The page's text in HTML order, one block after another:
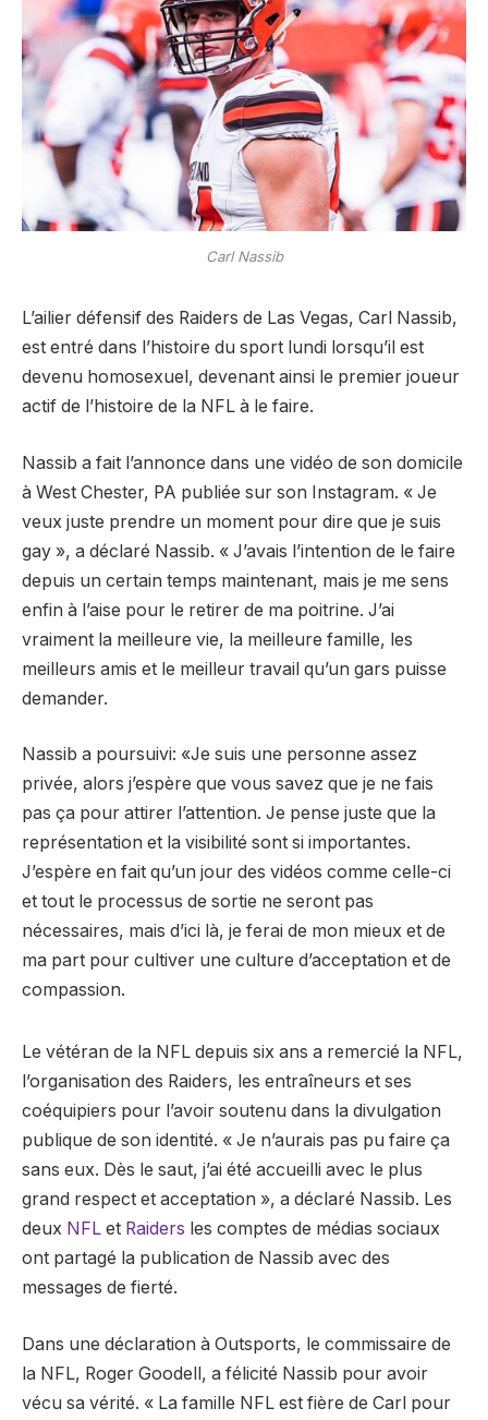
Carl Nassib
L’ailier défensif des Raiders de Las Vegas, Carl Nassib,
est entré dans l’histoire du sport lundi lorsqu’il est
devenu homosexuel, devenant ainsi le premier joueur
actif de l’histoire de la NFL à le faire.
Nassib a fait l’annonce dans une vidéo de son domicile
à West Chester, PA publiée sur son Instagram. « Je
veux juste prendre un moment pour dire que je suis
gay », a déclaré Nassib. « J’avais l’intention de le faire
depuis un certain temps maintenant, mais je me sens
enfin à l’aise pour le retirer de ma poitrine. J’ai
vraiment la meilleure vie, la meilleure famille, les
meilleurs amis et le meilleur travail qu’un gars puisse
demander.
Nassib a poursuivi: «Je suis une personne assez
privée, alors j’espère que vous savez que je ne fais
pas ça pour attirer l’attention. Je pense juste que la
représentation et la visibilité sont si importantes.
J’espère en fait qu’un jour des vidéos comme celle-ci
et tout le processus de sortie ne seront pas
nécessaires, mais d’ici là, je ferai de mon mieux et de
ma part pour cultiver une culture d’acceptation et de
compassion.
Le vétéran de la NFL depuis six ans a remercié la NFL,
l’organisation des Raiders, les entraîneurs et ses
coéquipiers pour l’avoir soutenu dans la divulgation
publique de son identité. « Je n’aurais pas pu faire ça
sans eux. Dès le saut, j’ai été accueilli avec le plus
grand respect et acceptation », a déclaré Nassib. Les
deux NFL et Raiders les comptes de médias sociaux
ont partagé la publication de Nassib avec des
messages de fierté.
Dans une déclaration à Outsports, le commissaire de
la NFL, Roger Goodell, a félicité Nassib pour avoir
vécu sa vérité. « La famille NFL est fière de Carl pour